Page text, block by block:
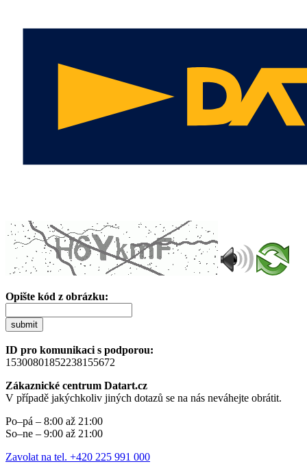
Opište kód z obrázku:
submit
ID pro komunikaci s podporou:
15300801852238155672
Zákaznické centrum Datart.cz
V případě jakýchkoliv jiných dotazů se na nás neváhejte obrátit.
Po–pá – 8:00 až 21:00
So–ne – 9:00 až 21:00
Zavolat na tel. +420 225 991 000